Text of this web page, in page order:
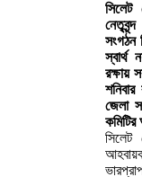
সিলেট
সংগঠন
স্বার্থ
রক্ষায়
জেলা
সিলেট